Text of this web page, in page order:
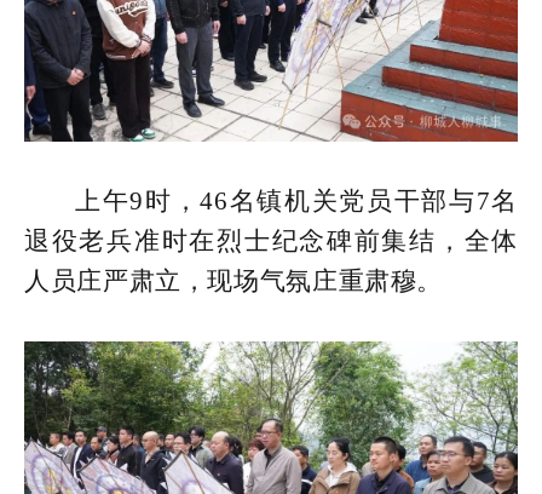
上午9时，46名镇机关党员干部与7名
退役老兵准时在烈士纪念碑前集结，全体
人员庄严肃立，现场气氛庄重肃穆。